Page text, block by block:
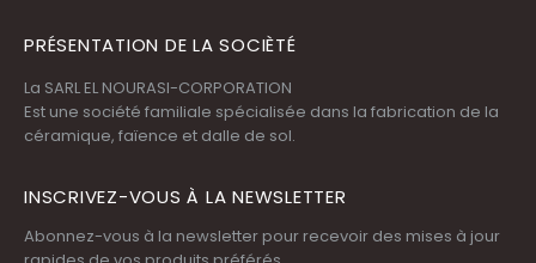
PRÉSENTATION DE LA SOCIÈTÉ
La SARL EL NOURASI-CORPORATION
Est une société familiale spécialisée dans la fabrication de la
céramique, faïence et dalle de sol.
INSCRIVEZ-VOUS À LA NEWSLETTER
Abonnez-vous à la newsletter pour recevoir des mises à jour